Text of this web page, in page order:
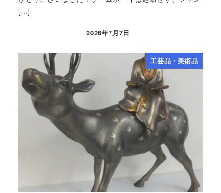
[…]
2026年7月7日
工芸品・美術品